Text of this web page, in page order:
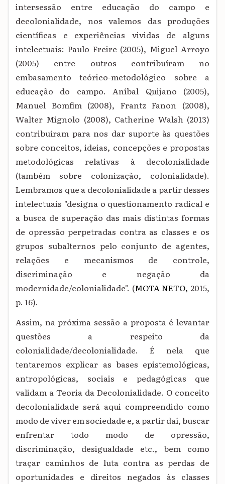
intersessão entre educação do campo e
decolonialidade, nos valemos das produções
científicas e experiências vividas de alguns
intelectuais: Paulo Freire (2005), Miguel Arroyo
(2005) entre outros contribuíram no
embasamento teórico-metodológico sobre a
educação do campo. Aníbal Quijano (2005),
Manuel Bomfim (2008), Frantz Fanon (2008),
Walter Mignolo (2008), Catherine Walsh (2013)
contribuíram para nos dar suporte às questões
sobre conceitos, ideias, concepções e propostas
metodológicas relativas à decolonialidade
(também sobre colonização, colonialidade).
Lembramos que a decolonialidade a partir desses
intelectuais "designa o questionamento radical e
a busca de superação das mais distintas formas
de opressão perpetradas contra as classes e os
grupos subalternos pelo conjunto de agentes,
relações e mecanismos de controle,
discriminação e negação da
modernidade/colonialidade". (MOTA NETO, 2015,
p. 16).
Assim, na próxima sessão a proposta é levantar
questões a respeito da
colonialidade/decolonialidade. É nela que
tentaremos explicar as bases epistemológicas,
antropológicas, sociais e pedagógicas que
validam a Teoria da Decolonialidade. O conceito
decolonialidade será aqui compreendido como
modo de viver em sociedade e, a partir daí, buscar
enfrentar todo modo de opressão,
discriminação, desigualdade etc., bem como
traçar caminhos de luta contra as perdas de
oportunidades e direitos negados às classes